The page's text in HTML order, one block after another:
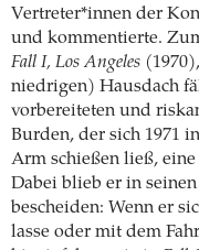
Vertreter*innen der
und kommentierte.
Fall I, Los Angeles
niedrigen) Hausdach
vorbereiteten und
Burden, der sich 1971 in
Arm schießen ließ,
Dabei blieb er in
bescheiden: Wenn er
lasse oder mit dem